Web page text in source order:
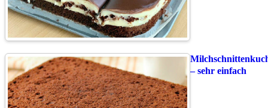
– sehr einfach